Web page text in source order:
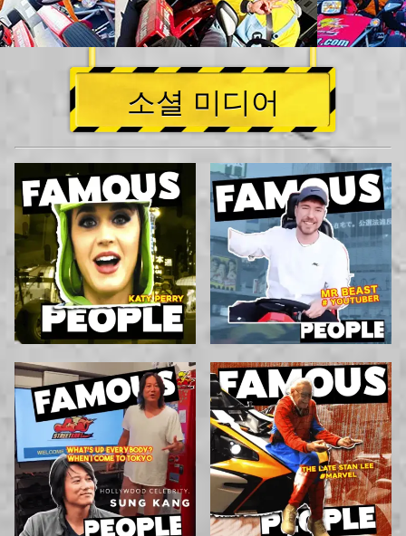
소셜 미디어